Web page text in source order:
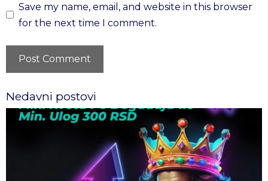
Save my name, email, and website in this browser
for the next time I comment.
Nedavni postovi